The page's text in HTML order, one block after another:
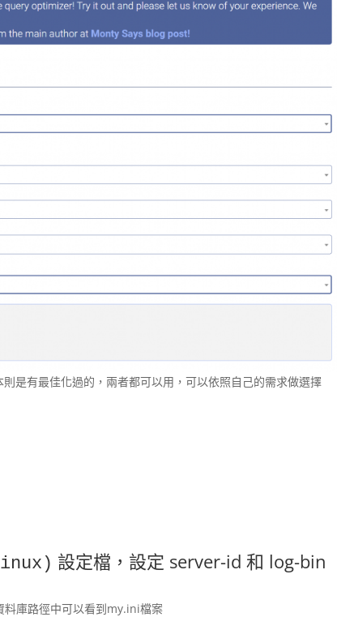
是有最佳化過的，兩者都可以用，可以依照自己的需求做選擇
設定檔，設定 server-id 和 log-bin
庫路徑中可以看到my.ini檔案